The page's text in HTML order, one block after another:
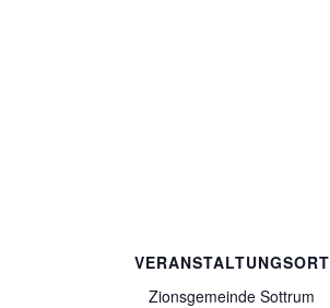
VERANSTALTUNGSORT
Zionsgemeinde Sottrum